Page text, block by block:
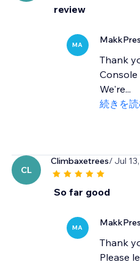
review
MA
Thank
Console
We're...
続きを
CL
Climbaxetrees/ Jul
So far good
MA
Thank
Please